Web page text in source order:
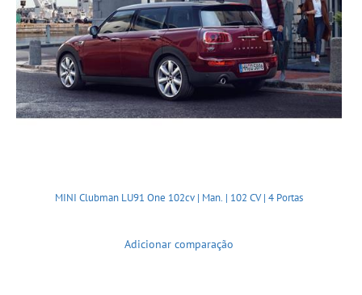
MINI Clubman LU91 One 102cv | Man. | 102 CV | 4 Portas
Adicionar comparação